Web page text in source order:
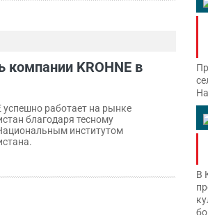
компании KROHNE в
успешно работает на рынке
благодаря тесному
институтом
В